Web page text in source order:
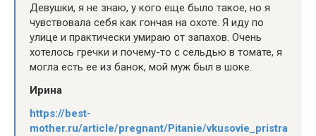
Девушки, я не знаю, у кого еще было такое, но я
чувствовала себя как гончая на охоте. Я иду по
улице и практически умираю от запахов. Очень
хотелось гречки и почему-то с сельдью в томате, я
могла есть ее из банок, мой муж был в шоке.
Ирина
https://best-
mother.ru/article/pregnant/Pitanie/vkusovie_pristra